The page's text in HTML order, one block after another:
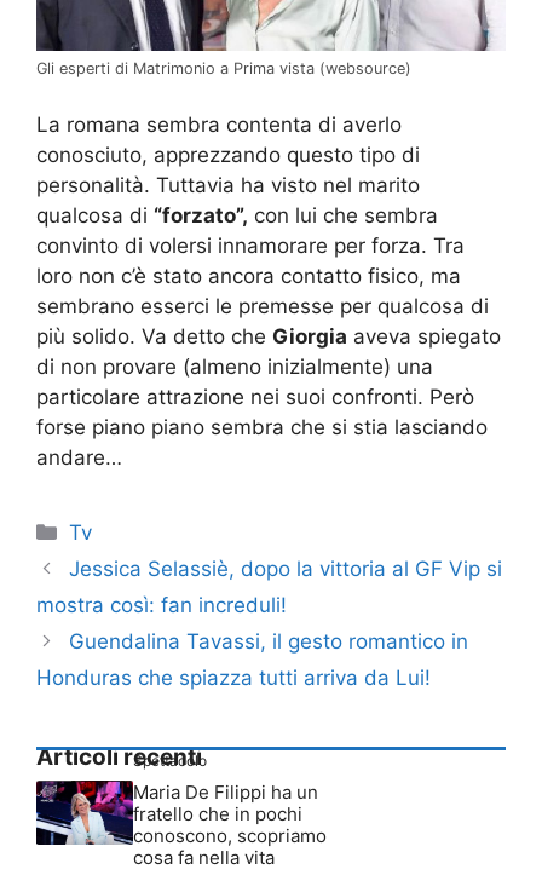
Gli esperti di Matrimonio a Prima vista (websource)
La romana sembra contenta di averlo
conosciuto, apprezzando questo tipo di
personalità. Tuttavia ha visto nel marito
qualcosa di “forzato”, con lui che sembra
convinto di volersi innamorare per forza. Tra
loro non c’è stato ancora contatto fisico, ma
sembrano esserci le premesse per qualcosa di
più solido. Va detto che Giorgia aveva spiegato
di non provare (almeno inizialmente) una
particolare attrazione nei suoi confronti. Però
forse piano piano sembra che si stia lasciando
andare…
Categorie
Tv
Jessica Selassiè, dopo la vittoria al GF Vip si
mostra così: fan increduli!
Guendalina Tavassi, il gesto romantico in
Honduras che spiazza tutti arriva da Lui!
Articoli recenti
Spettacolo
Maria De Filippi ha un
fratello che in pochi
conoscono, scopriamo
cosa fa nella vita